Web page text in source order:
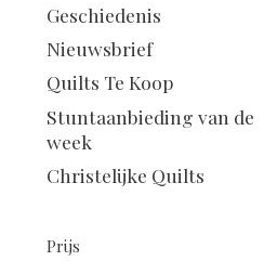
Geschiedenis
Nieuwsbrief
Quilts Te Koop
Stuntaanbieding van de
week
Christelijke Quilts
Prijs